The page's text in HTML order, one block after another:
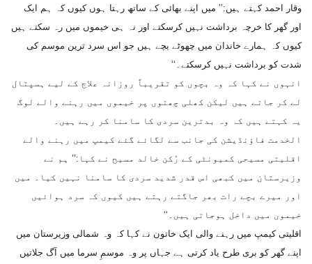
وقار احمد کہتے ہیں:’’ میں اپنے بھائی کے ساتھ رہتا ہوں کیوں کہ ہم ایک
اور گھر کا خرچہ برداشت نہیں کرسکتے اور نہ ہی خیموں میں رہ سکتے ہیں
کیوں کہ ہمارے خاندان میں چھوٹے بچے ہیں جو اس سرد ترین موسم کی
شدت کو برداشت نہیں کرسکتے۔‘‘
انہوں نے کہا کہ وہ بچوں کو تقریباً روزانہ علاج کے لیے ہسپتال
لے کر جاتے ہیں لیکن کھلی چھتوں پر خیموں میں رہنے والے لوگ
یہ کہتے ہیں کہ وہ بدترین سردی کا سامنا کر رہے ہیں۔
الخدمت فاؤنڈیشن کی جانب سے لگائے گئے کیمپ میں رہنے والے
اقلیتی مسیحی کمیونٹی کے رُکن خالد مسیح نے کہا:’’ ہم نے
وزیرستان میں کبھی اس قدر شدید سردی کا سامنا نہیں کیا۔ میں
اور میرے بچے رات بھر جاگتے رہتے ہیں کیوں کہ سرد ہوائیں
خیموں میں داخل ہوجاتی ہیں۔‘‘
اقلیتی کیمپ میں رہنے والی ایک خاتون نے کہا کہ وہ شمالی وزیرستان میں
اپنے گھر کو بری طرح یاد کرتی ہے جہاں پر وہ موسمِ سرما میں آگ جلاتیں